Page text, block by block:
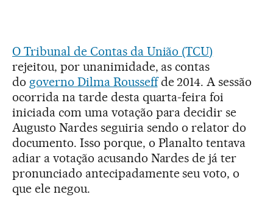
O Tribunal de Contas da União (TCU)
rejeitou, por unanimidade, as contas
do governo Dilma Rousseffde 2014. A sessão
ocorrida na tarde desta quarta-feira foi
iniciada com uma votação para decidir se
Augusto Nardes seguiria sendo o relator do
documento. Isso porque, o Planalto tentava
adiar a votação acusando Nardes de já ter
pronunciado antecipadamente seu voto, o
que ele negou.